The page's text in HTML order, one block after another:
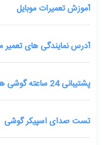
آموزش تعمیرات موبایل
آدرس نمایندگی های تعمیر
پشتیبانی 24 ساعته گوشی های همراه
تست صدای اسپیکر گوشی